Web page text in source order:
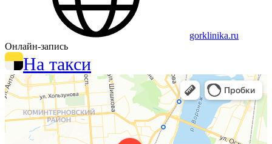
gorklinika.ru
Онлайн-запись
На такси